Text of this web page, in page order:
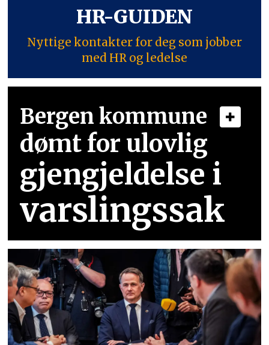
HR-GUIDEN
Nyttige kontakter for deg som jobber
med HR og ledelse
Bergen kommune
dømt for ulovlig
gjengjeldelse i
varslingssak